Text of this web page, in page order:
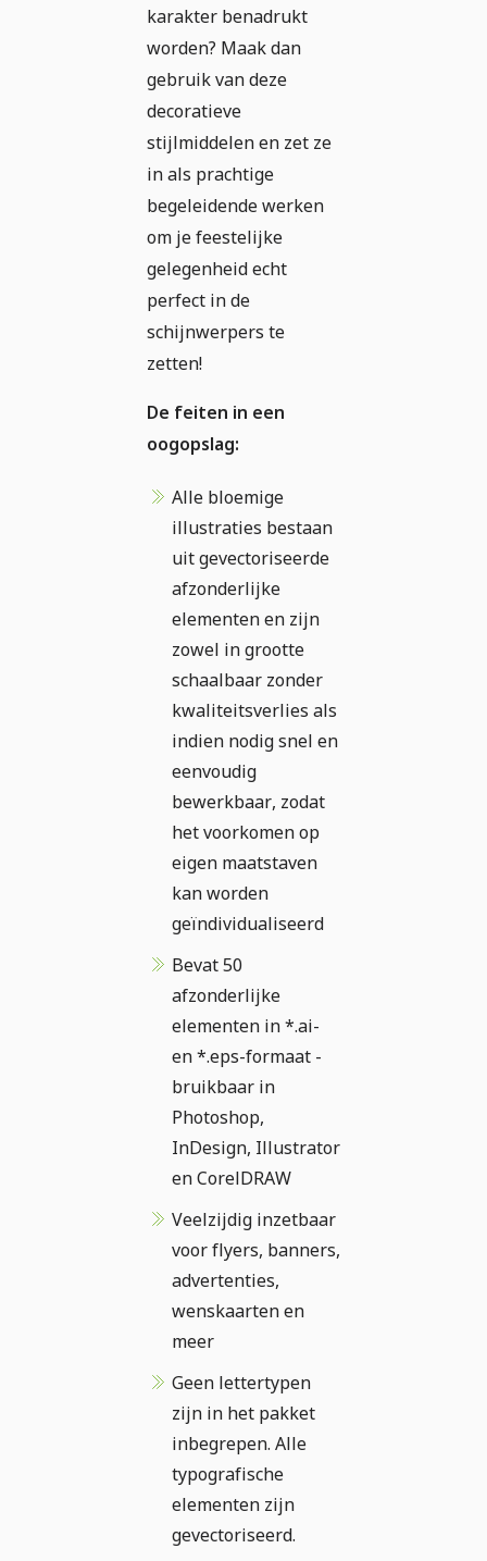
karakter benadrukt
worden? Maak dan
gebruik van deze
decoratieve
stijlmiddelen en zet ze
in als prachtige
begeleidende werken
om je feestelijke
gelegenheid echt
perfect in de
schijnwerpers te
zetten!
De feiten in een
oogopslag:
Alle bloemige
illustraties bestaan
uit gevectoriseerde
afzonderlijke
elementen en zijn
zowel in grootte
schaalbaar zonder
kwaliteitsverlies als
indien nodig snel en
eenvoudig
bewerkbaar, zodat
het voorkomen op
eigen maatstaven
kan worden
geïndividualiseerd
Bevat 50
afzonderlijke
elementen in *.ai-
en *.eps-formaat -
bruikbaar in
Photoshop,
InDesign, Illustrator
en CorelDRAW
Veelzijdig inzetbaar
voor flyers, banners,
advertenties,
wenskaarten en
meer
Geen lettertypen
zijn in het pakket
inbegrepen. Alle
typografische
elementen zijn
gevectoriseerd.